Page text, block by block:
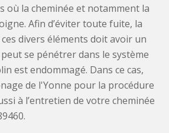
où la cheminée et notamment la
Afin d’éviter toute fuite, la
divers éléments doit avoir un
se pénétrer dans le système
est endommagé. Dans ce cas,
de l'Yonne pour la procédure
à l’entretien de votre cheminée